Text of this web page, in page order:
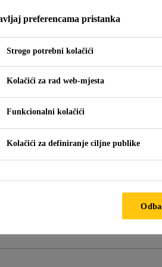
epoksidna smola, niskog
preferencama pristanka
Strogo potrebni kolačići
Kolačići za rad web-mjesta
Funkcionalni kolačići
Kolačići za definiranje ciljne publike